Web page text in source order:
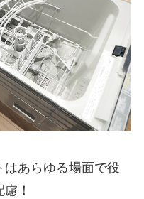
あらゆる場面で役
！